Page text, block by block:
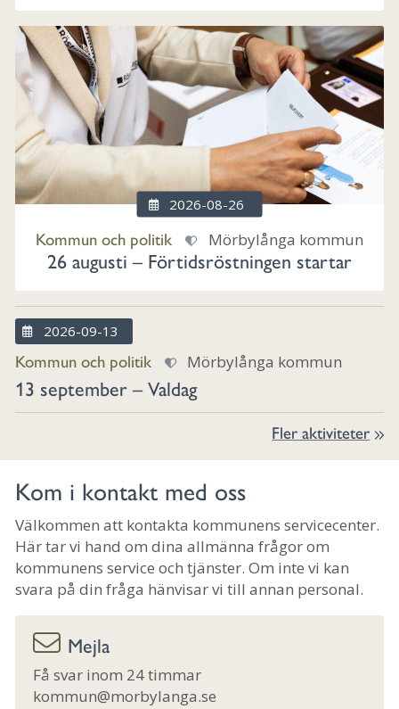
2026-08-26
Kommun och politik Mörbylånga kommun
26 augusti – Förtidsröstningen startar
2026-09-13
Kommun och politik Mörbylånga kommun
13 september – Valdag
Fler aktiviteter
Kom i kontakt med oss
Välkommen att kontakta kommunens servicecenter.
Här tar vi hand om dina allmänna frågor om
kommunens service och tjänster. Om inte vi kan
svara på din fråga hänvisar vi till annan personal.
Mejla
Få svar inom 24 timmar
kommun@morbylanga.se